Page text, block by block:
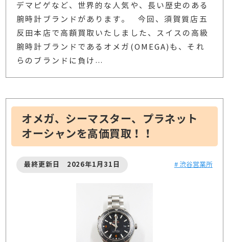
デマピゲなど、世界的な人気や、長い歴史のある
腕時計ブランドがあります。 今回、須賀質店五
反田本店で高額買取いたしました、スイスの高級
腕時計ブランドであるオメガ(OMEGA)も、それ
らのブランドに負け …
オメガ、シーマスター、プラネット
オーシャンを高価買取！！
最終更新日 2026年1月31日 # 渋谷営業所